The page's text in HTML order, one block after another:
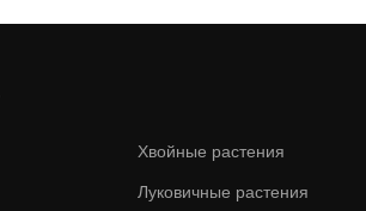
Хвойные растения
Луковичные растения